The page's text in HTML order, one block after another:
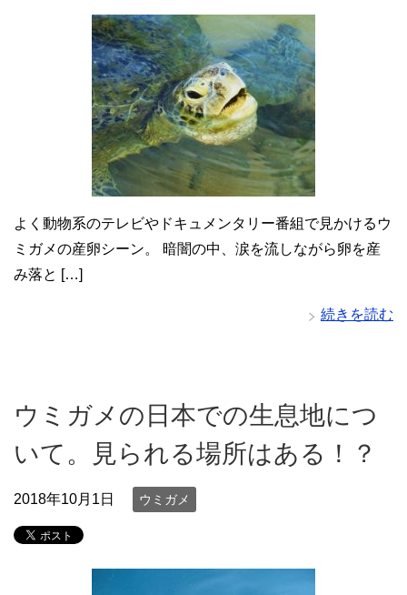
よく動物系のテレビやドキュメンタリー番組で見かけるウ
ミガメの産卵シーン。 暗闇の中、涙を流しながら卵を産
み落と […]
続きを読む
ウミガメの日本での生息地につ
いて。見られる場所はある！？
2018年10月1日 ウミガメ